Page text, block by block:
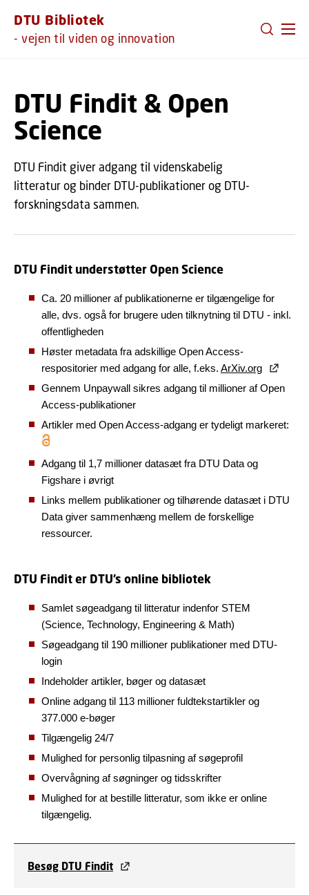
DTU Bibliotek
- vejen til viden og innovation
DTU Findit & Open
Science
DTU Findit giver adgang til videnskabelig
litteratur og binder DTU-publikationer og DTU-
forskningsdata sammen.
DTU Findit understøtter Open Science
Ca. 20 millioner af publikationerne er tilgængelige for
alle, dvs. også for brugere uden tilknytning til DTU - inkl.
offentligheden
Høster metadata fra adskillige Open Access-
respositorier med adgang for alle, f.eks. ArXiv.org
Gennem Unpaywall sikres adgang til millioner af Open
Access-publikationer
Artikler med Open Access-adgang er tydeligt markeret:
Adgang til 1,7 millioner datasæt fra DTU Data og
Figshare i øvrigt
Links mellem publikationer og tilhørende datasæt i DTU
Data giver sammenhæng mellem de forskellige
ressourcer.
DTU Findit er DTU’s online bibliotek
Samlet søgeadgang til litteratur indenfor STEM
(Science, Technology, Engineering & Math)
Søgeadgang til 190 millioner publikationer med DTU-
login
Indeholder artikler, bøger og datasæt
Online adgang til 113 millioner fuldtekstartikler og
377.000 e-bøger
Tilgængelig 24/7
Mulighed for personlig tilpasning af søgeprofil
Overvågning af søgninger og tidsskrifter
Mulighed for at bestille litteratur, som ikke er online
tilgængelig.
Besøg DTU Findit